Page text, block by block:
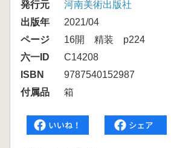
発行元
河南美術出版社
出版年
2021/04
ページ
16開 精装 p224
六一ID
C14208
ISBN
9787540152987
付属品
箱